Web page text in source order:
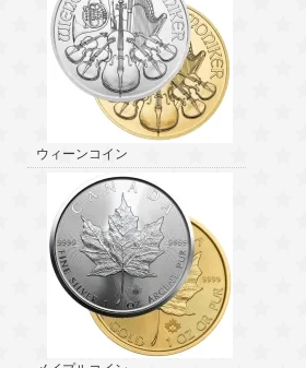
ウィーンコイン